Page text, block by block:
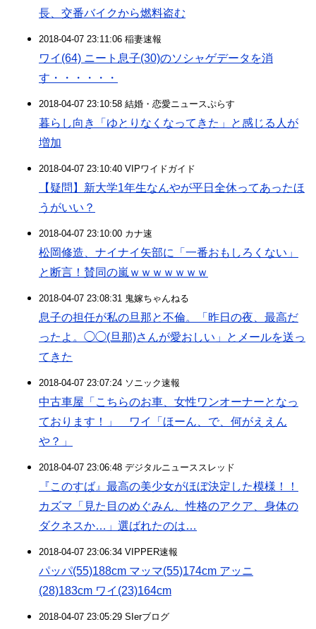
長、交番バイクから燃料盗む
2018-04-07 23:11:06 稲妻速報
ワイ(64) ニート息子(30)のソシャゲデータを消
す・・・・・・
2018-04-07 23:10:58 結婚・恋愛ニュースぷらす
暮らし向き「ゆとりなくなってきた」と感じる人が
増加
2018-04-07 23:10:40 VIPワイドガイド
【疑問】新大学1年生なんやが平日全休ってあったほ
うがいい？
2018-04-07 23:10:00 カナ速
松岡修造、ナイナイ矢部に「一番おもしろくない」
と断言！賛同の嵐ｗｗｗｗｗｗｗ
2018-04-07 23:08:31 鬼嫁ちゃんねる
息子の担任が私の旦那と不倫。「昨日の夜、最高だ
ったよ。◯◯(旦那)さんが愛おしい」とメールを送っ
てきた
2018-04-07 23:07:24 ソニック速報
中古車屋「こちらのお車、女性ワンオーナーとなっ
ております！」 ワイ「ほーん、で、何がええん
や？」
2018-04-07 23:06:48 デジタルニューススレッド
『このすば』最高の美少女がほぼ決定した模様！！
カズマ「見た目のめぐみん、性格のアクア、身体の
ダクネスか…」選ばれたのは…
2018-04-07 23:06:34 VIPPER速報
パッパ(55)188cm マッマ(55)174cm アッニ
(28)183cm ワイ(23)164cm
2018-04-07 23:05:29 SIerブログ